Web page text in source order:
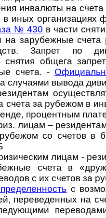
инвалюты на
в иных ор­га­ни­за­ци­ях
№ 430 в час­ти
на за­ру­беж­ные счета
Зап­рет по
снятия общега
счета. -
слу­ча­ями вы­вода
счета за рубе­жом в
про­цент­ным
лицам –
со счетов в
лицам -
счета в
с их сче­тов за
с
пере­ве­ден­ных на